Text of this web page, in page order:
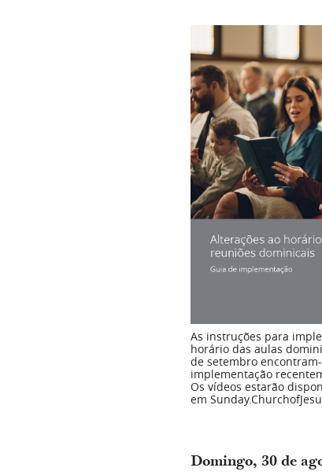
As instruções para
horário das aulas
de setembro
implementação
Os vídeos estarão
em
Domingo, 30 de